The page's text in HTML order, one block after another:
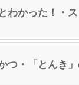
わかった！・ス
つ・「とんき